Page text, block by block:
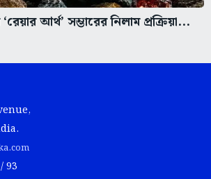
আর্থ’ সম্ভারের নিলাম প্রক্রিয়া...
93